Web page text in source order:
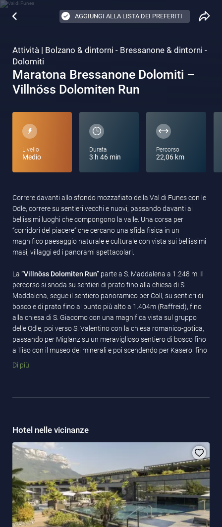
AGGIUNGI ALLA LISTA DEI PREFERITI
Attività | Bolzano & dintorni - Bressanone & dintorni -
Dolomiti
Maratona Bressanone Dolomiti –
Villnöss Dolomiten Run
Livello
Medio
Durata
3 h 46 min
Percorso
22,06 km
Correre davanti allo sfondo mozzafiato della Val di Funes con le
Odle, correre su sentieri vecchi e nuovi, passando davanti ai
bellissimi luoghi che compongono la valle. Una corsa per
“corridori del piacere” che cercano una sfida fisica in un
magnifico paesaggio naturale e culturale con vista sui bellissimi
masi, villaggi ed i panorami spettacolari.
La “Villnöss Dolomiten Run” parte a S. Maddalena a 1.248 m. Il
percorso si snoda su sentieri di prato fino alla chiesa di S.
Maddalena, segue il sentiero panoramico per Coll, su sentieri di
bosco e di prato fino al punto più alto a 1.404m (Raffreid), fino
alla chiesa di S. Giacomo con una magnifica vista sul gruppo
delle Odle, poi verso S. Valentino con la chiesa romanico-gotica,
passando per Miglanz su un meraviglioso sentiero di bosco fino
a Tiso con il museo dei minerali e poi scendendo per Kaserol fino
ad Albes ed infino sul lungoisarco fino al traguardo situato in
Di più
Hotel nelle vicinanze